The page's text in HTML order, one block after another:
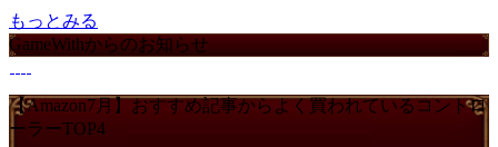
もっとみる
GameWithからのお知らせ
【Amazon7月】おすすめ記事からよく買われているコントロ
ーラーTOP4